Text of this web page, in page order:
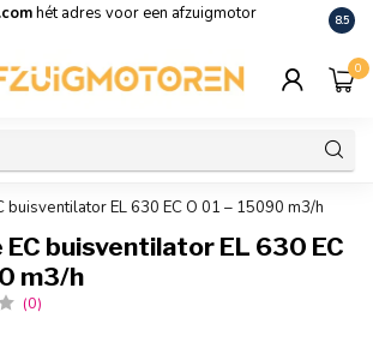
hét adres voor een afzuigmotor De
8.5
0
buisventilator EL 630 EC O 01 – 15090 m3/h
EC buisventilator EL 630 EC
m3/h
(0)